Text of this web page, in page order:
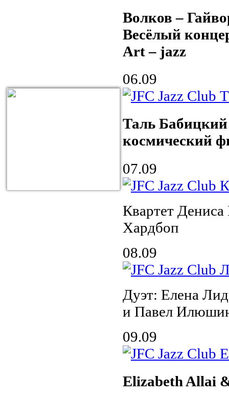
Волков –
Весёлый
Art – jazz
06.09
Таль
космический
07.09
Квартет
Хардбоп
08.09
Дуэт: Елена
и Павел
09.09
Elizabeth Allai